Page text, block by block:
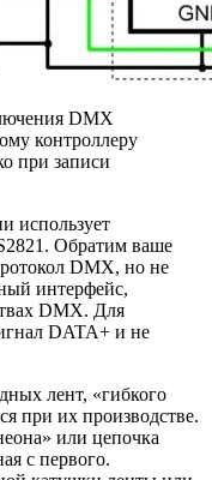
DMX
контроллеру
при записи
использует
Обратим ваше
DMX, но не
интерфейс,
DMX. Для
DATA+ и не
лент, «гибкого
при их производстве.
или цепочка
с первого.